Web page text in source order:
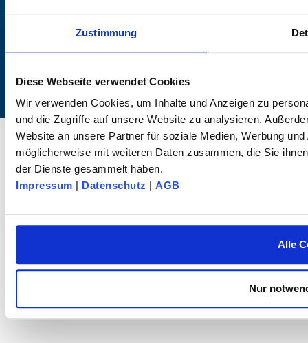
Zustimmung
Diese Webseite verwendet Cookies
Wir verwenden Cookies, um Inhalte und Anzeigen zu
und die Zugriffe auf unsere Website zu analysieren.
Website an unsere Partner für soziale Medien, Werbung
möglicherweise mit weiteren Daten zusammen, die Sie
der Dienste gesammelt haben.
Impressum | Datenschutz | AGB
Alle
Nur
info@dk-fixiersysteme.de
© 2025 dk FIXIERSYSTEME GmbH & Co KG – All rights reserved.